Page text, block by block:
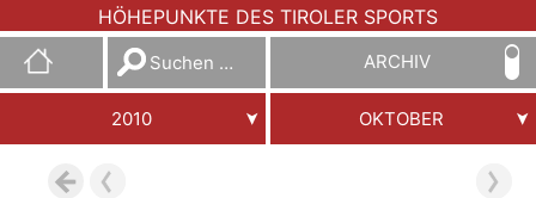
HÖHEPUNKTE DES TIROLER SPORTS
Suchen
nach:
ARCHIV
2010 OKTOBER